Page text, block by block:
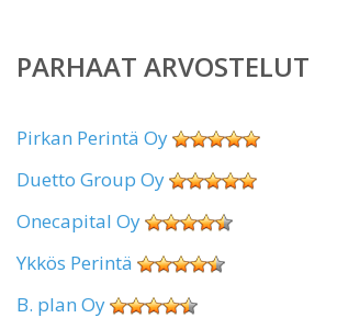
PARHAAT ARVOSTELUT
Pirkan Perintä Oy
Duetto Group Oy
Onecapital Oy
Ykkös Perintä
B. plan Oy